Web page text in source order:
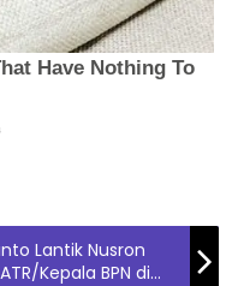
Lantik Nusron
Kepala BPN di